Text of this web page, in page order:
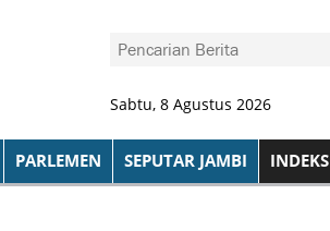
Sabtu, 8 Agustus 2026
PARLEMEN SEPUTAR JAMBI INDEKS